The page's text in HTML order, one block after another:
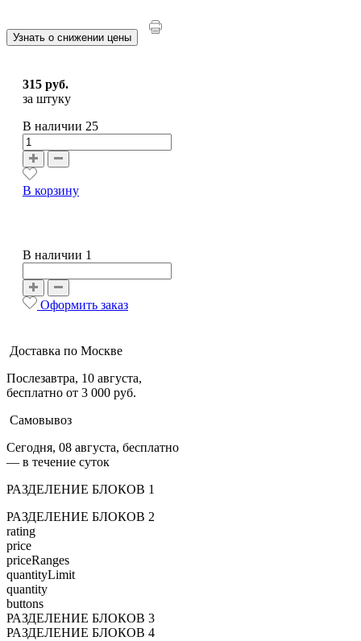
Узнать о снижении цены
315 руб.
за штуку
В наличии 25
В корзину
В наличии 1
Оформить заказ
Доставка по Москве
Послезавтра, 10 августа,
бесплатно от 3 000 руб.
Самовывоз
Сегодня, 08 августа, бесплатно
— в течение суток
РАЗДЕЛЕНИЕ БЛОКОВ 1
РАЗДЕЛЕНИЕ БЛОКОВ 2
rating
price
priceRanges
quantityLimit
quantity
buttons
РАЗДЕЛЕНИЕ БЛОКОВ 3
РАЗДЕЛЕНИЕ БЛОКОВ 4